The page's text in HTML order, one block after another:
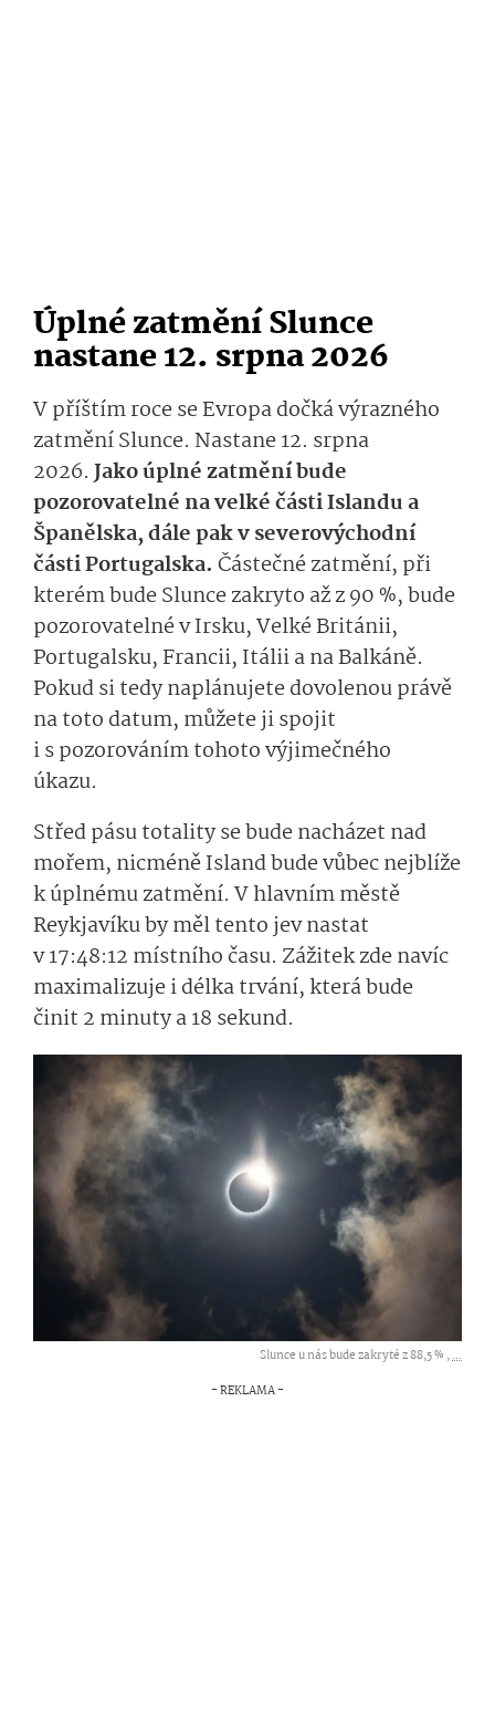
Úplné zatmění Slunce
nastane 12. srpna 2026
V příštím roce se Evropa dočká výrazného
zatmění Slunce. Nastane 12. srpna
2026.Jako úplné zatmění bude
pozorovatelné na velké části Islandu a
Španělska, dále pak v severovýchodní
části Portugalska. Částečné zatmění, při
kterém bude Slunce zakryto až z 90 %, bude
pozorovatelné v Irsku, Velké Británii,
Portugalsku, Francii, Itálii a na Balkáně.
Pokud si tedy naplánujete dovolenou právě
na toto datum, můžete ji spojit
i s pozorováním tohoto výjimečného
úkazu.
Střed pásu totality se bude nacházet nad
mořem, nicméně Island bude vůbec nejblíže
k úplnému zatmění. V hlavním městě
Reykjavíku by měl tento jev nastat
v 17:48:12 místního času. Zážitek zde navíc
maximalizuje i délka trvání, která bude
činit 2 minuty a 18 sekund.
Slunce u nás bude zakryté z 88,5 % ,...